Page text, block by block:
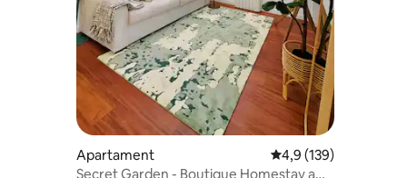
Apartament 4,9 de puntuació
4,9 (139)
Secret Garden - Boutique Homestay a